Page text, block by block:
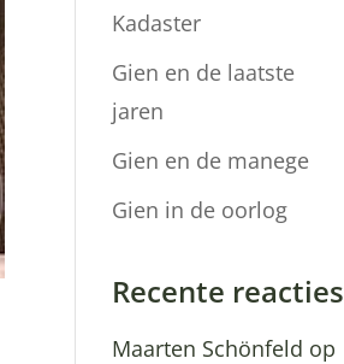
Kadaster
Gien en de laatste
jaren
Gien en de manege
Gien in de oorlog
Recente reacties
Maarten Schönfeld op